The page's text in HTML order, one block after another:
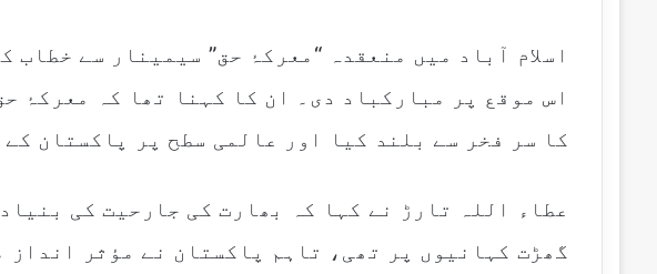
اسلام آباد میں منعقدہ “معرکۂ حق” سیمینار سے خطاب
اس موقع پر مبارکباد دی۔ ان کا کہنا تھا کہ معرکۂ
کا سر فخر سے بلند کیا اور عالمی سطح پر پاکستان
عطاء اللہ تارڑ نے کہا کہ بھارت کی جارحیت کی
گھڑت کہانیوں پر تھی، تاہم پاکستان نے مؤثر انداز